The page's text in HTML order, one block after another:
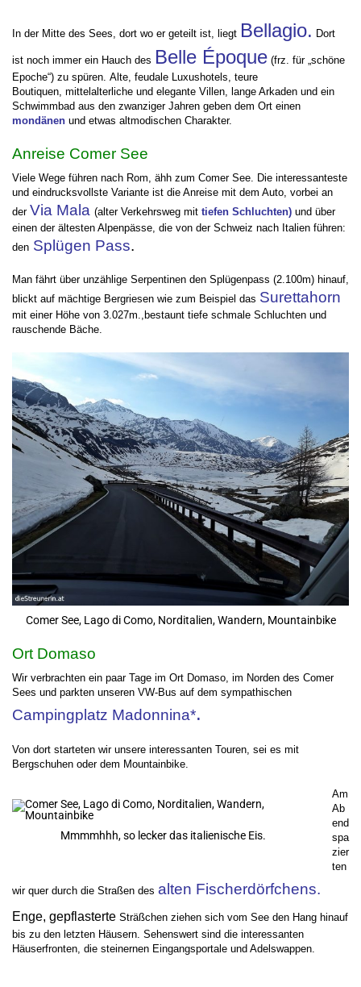
In der Mitte des Sees, dort wo er geteilt ist, liegt Bellagio. Dort
ist noch immer ein Hauch des Belle Époque (frz. für „schöne
Epoche“) zu spüren. Alte, feudale Luxushotels, teure
Boutiquen, mittelalterliche und elegante Villen, lange Arkaden und ein
Schwimmbad aus den zwanziger Jahren geben dem Ort einen
mondänen und etwas altmodischen Charakter.
Anreise Comer See
Viele Wege führen nach Rom, ähh zum Comer See. Die interessanteste
und eindrucksvollste Variante ist die Anreise mit dem Auto, vorbei an
der Via Mala (alter Verkehrsweg mit tiefen Schluchten) und über
einen der ältesten Alpenpässe, die von der Schweiz nach Italien führen:
den Splügen Pass.
Man fährt über unzählige Serpentinen den Splügenpass (2.100m) hinauf,
blickt auf mächtige Bergriesen wie zum Beispiel das Surettahorn
mit einer Höhe von 3.027m.,bestaunt tiefe schmale Schluchten und
rauschende Bäche.
Comer See, Lago di Como, Norditalien, Wandern, Mountainbike
Ort Domaso
Wir verbrachten ein paar Tage im Ort Domaso, im Norden des Comer
Sees und parkten unseren VW-Bus auf dem sympathischen
Campingplatz Madonnina*.
Von dort starteten wir unsere interessanten Touren, sei es mit
Bergschuhen oder dem Mountainbike.
Mmmmhhh, so lecker das italienische Eis.
Am
Ab
end
spa
zier
ten
wir quer durch die Straßen des alten Fischerdörfchens.
Enge, gepflasterte Sträßchen ziehen sich vom See den Hang hinauf
bis zu den letzten Häusern. Sehenswert sind die interessanten
Häuserfronten, die steinernen Eingangsportale und Adelswappen.